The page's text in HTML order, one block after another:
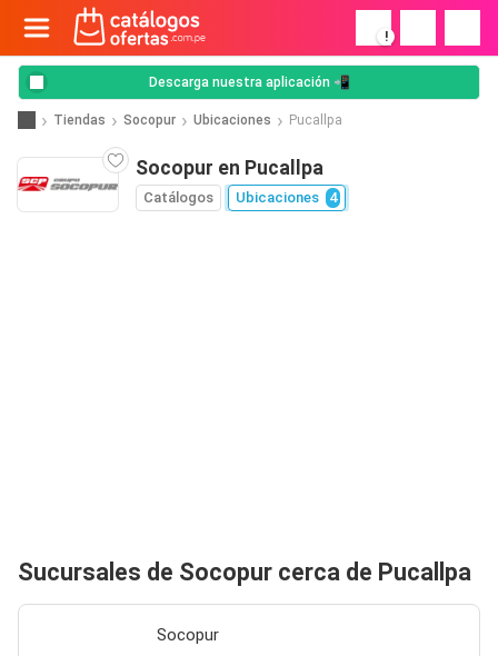
!
Descarga nuestra aplicación 📲
Tiendas Socopur Ubicaciones Pucallpa
Socopur en Pucallpa
Catálogos Ubicaciones 4
Sucursales de Socopur cerca de Pucallpa
Socopur